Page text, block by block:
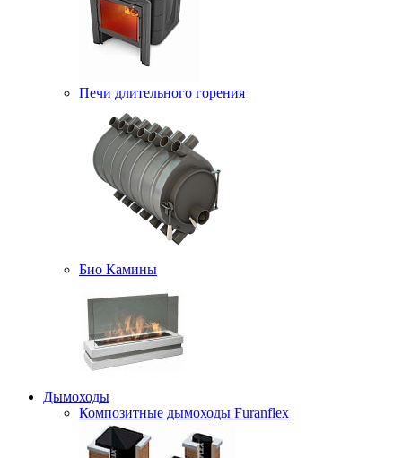
Печи длительного горения
Био Камины
Дымоходы
Композитные дымоходы Furanflex